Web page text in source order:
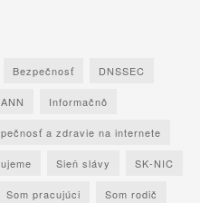
Bezpečnosť DNSSEC
Informačnô
a zdravie na internete
Sieň slávy SK-NIC
Som pracujúci Som rodič